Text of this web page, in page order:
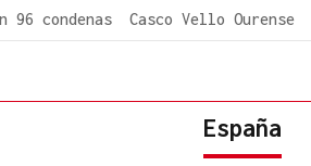
96 condenas Casco Vello Ourense
España